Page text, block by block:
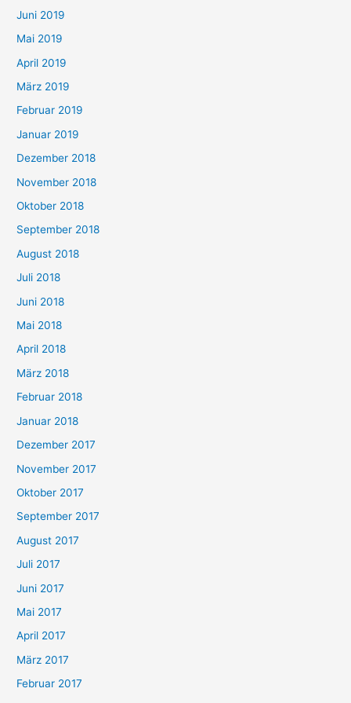
Juni 2019
Mai 2019
April 2019
März 2019
Februar 2019
Januar 2019
Dezember 2018
November 2018
Oktober 2018
September 2018
August 2018
Juli 2018
Juni 2018
Mai 2018
April 2018
März 2018
Februar 2018
Januar 2018
Dezember 2017
November 2017
Oktober 2017
September 2017
August 2017
Juli 2017
Juni 2017
Mai 2017
April 2017
März 2017
Februar 2017